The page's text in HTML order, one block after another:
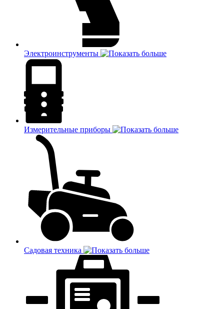
Электроинструменты
Измерительные приборы
Садовая техника